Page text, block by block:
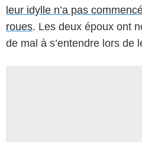
leur idylle n’a pas
roues. Les deux époux ont
de mal à s’entendre lors de